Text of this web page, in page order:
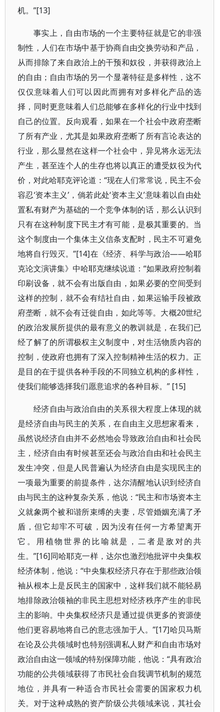
机。”[13]
事实上，自由市场的一个主要特征就是它的非强
制性，人们在市场中基于协商自由交换劳动和产品，
从而排除了来自政治上的干预和奴役，并获得政治上
的自由；自由市场的另一个显著特征是多样性，这不
仅仅意味着人们可以因此而拥有对多样化产品的选
择，同时更意味着人们总能够在多样化的行业中找到
自己的位置。反向观看，如果在一个社会中政府垄断
了所有产业，尤其是如果政府垄断了所有言论表达的
行业，那么显然在这样一个社会中，异见将永远无法
产生，甚至连个人的生存也将以真正的遭受奴役为代
价，对此哈耶克评论道：“现在人们常常说，民主不会
容忍‘资本主义’，倘若此处‘资本主义’意味着以自由处
置私有财产为基础的一个竞争体制的话，那么认识到
只有在这种制度下民主才有可能，是极其重要的。当
这个制度由一个集体主义信条支配时，民主不可避免
地将自行毁灭。”[14]在《经济、科学与政治——哈耶
克论文演讲集》中哈耶克继续说道：“如果政府控制着
印刷设备，就不会有出版自由，如果必要的空间受到
这样的控制，就不会有结社自由，如果运输手段被政
府垄断，就不会有迁徙自由，如此等等。大概20世纪
的政治发展所提供的最有意义的教训就是，在我们已
经了解了的所谓极权主义制度中，对生活物质内容的
控制，使政府也拥有了深入控制精神生活的权力。正
是目的在于提供各种手段的不同独立机构的多样性，
使我们能够选择我们愿意追求的各种目标。” [15]
经济自由与政治自由的关系很大程度上体现的就
是经济自由与民主的关系，在自由主义思想家看来，
虽然说经济自由并不必然地会导致政治自由和社会民
主，经济自由有时候甚至还会与政治自由和社会民主
发生冲突，但是人民普遍认为经济自由是实现民主的
一项最为重要的前提条件，达尔清醒地认识到经济自
由与民主的这种复杂关系，他说：“民主和市场资本主
义就象两个被和谐所束缚的夫妻，尽管婚姻充满了矛
盾，但它却牢不可破，因为没有任何一方希望离开
它。用植物世界的比喻就是，二者是敌对的共
生。”[16]同哈耶克一样，达尔也激烈地批评中央集权
经济体制，他说：“中央集权经济只存在于那些政治领
袖从根本上是反民主的国家中，这样我们就不能轻易
地排除政治领袖的非民主思想对经济秩序产生的非民
主的影响。中央集权经济只是通过提供更多的资源使
他们更容易地将自己的意志强加于人。”[17]哈贝马斯
在论及公共领域时也特别强调私人财产和自由市场对
政治自由这一领域的特别保障功能，他说：“具有政治
功能的公共领域获得了市民社会自我调节机制的规范
地位，并具有一种适合市民社会需要的国家权力机
关。对于这种成熟的资产阶级公共领域来说，其社会